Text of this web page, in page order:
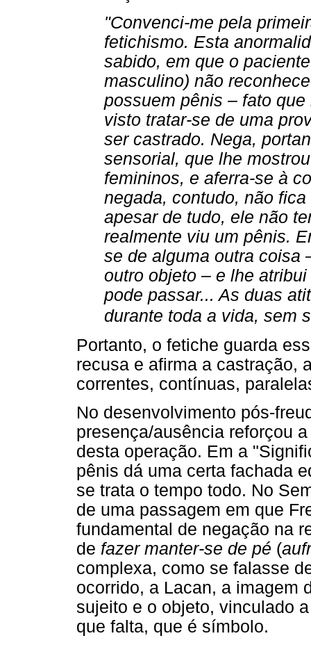
"Convenci-me pela
fetichismo. Esta
sabido, em que o
masculino) não
possuem pênis – fato
visto tratar-se de uma
ser castrado. Nega,
sensorial, que lhe
femininos, e aferra-se à
negada, contudo, não
apesar de tudo, ele não
realmente viu um pênis.
se de alguma outra coisa
outro objeto – e lhe
pode passar... As duas
durante toda a vida, sem
Portanto, o fetiche guarda
recusa e afirma a castração,
correntes, contínuas,
No desenvolvimento pós-
presença/ausência reforçou
desta operação. Em a
pênis dá uma certa fachada
se trata o tempo todo. No
de uma passagem em que
fundamental de negação na
de fazer manter-se de pé (
complexa, como se falasse
ocorrido, a Lacan, a imagem
sujeito e o objeto, vinculado
que falta, que é símbolo.